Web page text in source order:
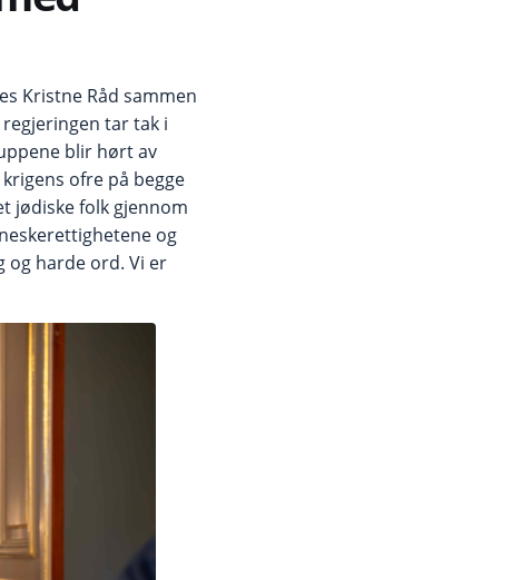
Kristne Råd sammen
tar tak i
blir hørt av
ofre på begge
jødiske folk gjennom
og
og harde ord. Vi er